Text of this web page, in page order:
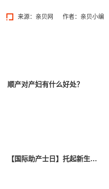
来源： 亲贝网 作者：亲贝小编
顺产对产妇有什么好处？
【国际助产士日】托起新生命的第一人